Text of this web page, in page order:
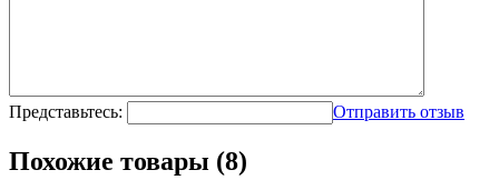
Представьтесь: Отправить отзыв
Похожие товары (8)